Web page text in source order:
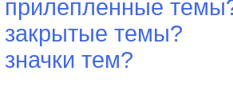
прилепленные
закрытые темы?
тем?